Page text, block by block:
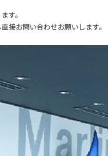
す。
接お問い合わせお願いします。